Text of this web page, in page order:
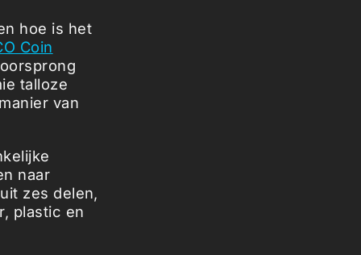
hoe is het
Coin
talloze
van
naar
zes delen,
plastic en